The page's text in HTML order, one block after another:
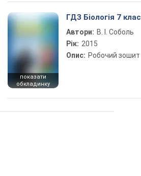
показати
обкладинку
ГДЗ Біологія 7 клас
Автори: В. І. Соболь
Рік: 2015
Опис: Робочий зошит